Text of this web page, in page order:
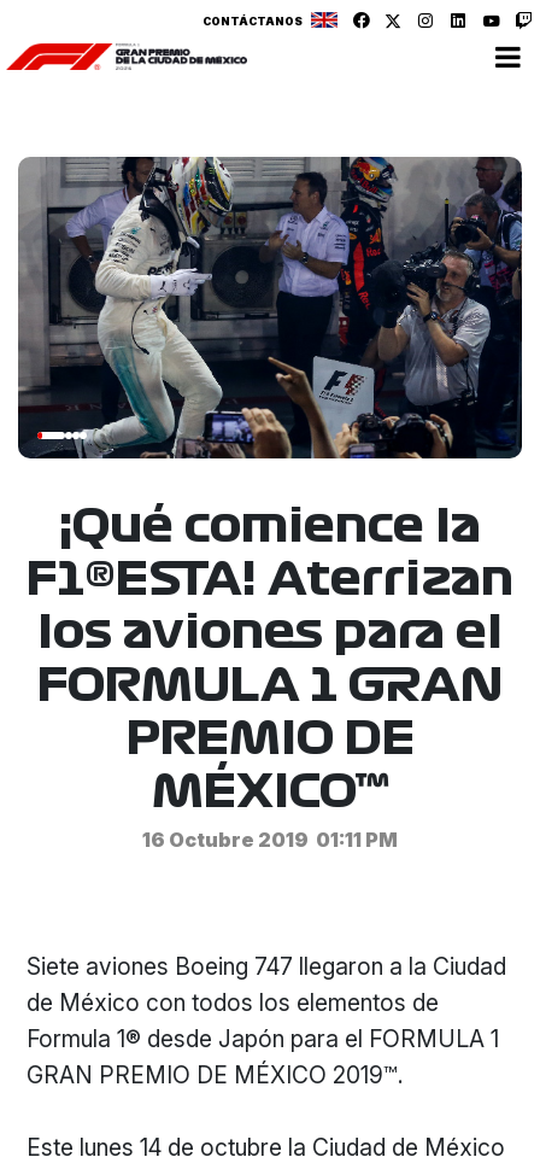
CONTÁCTANOS
¡Qué comience la
F1®ESTA! Aterrizan
los aviones para el
FORMULA 1 GRAN
PREMIO DE
MÉXICO™
16 Octubre 2019 01:11 PM
Siete aviones Boeing 747 llegaron a la Ciudad
de México con todos los elementos de
Formula 1® desde Japón para el FORMULA 1
GRAN PREMIO DE MÉXICO 2019™.
Este lunes 14 de octubre la Ciudad de México